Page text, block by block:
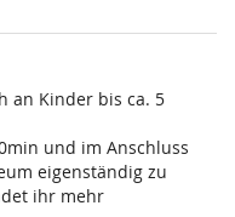
an Kinder bis ca. 5
und im Anschluss
eigenständig zu
ihr mehr